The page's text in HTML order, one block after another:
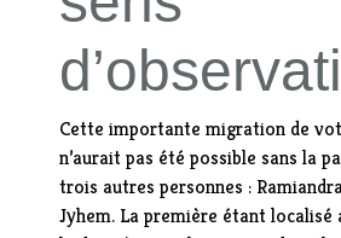
Cette importante migration de
n’aurait pas été possible sans la
trois autres personnes :
Jyhem. La première étant localisé